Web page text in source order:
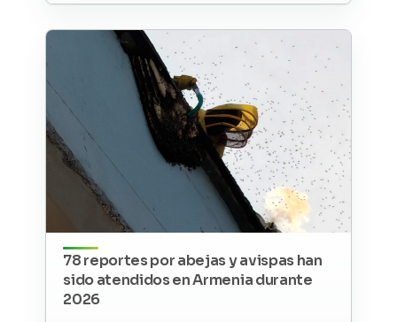
78 reportes por abejas y avispas han
sido atendidos en Armenia durante
2026